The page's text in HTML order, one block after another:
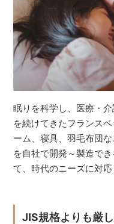
眠りを科学し、医療・
を続けてきたフランス
ーム、寝具、羽毛布団
を自社で開発～製造で
て、時代のニーズに対
JIS規格よりも厳